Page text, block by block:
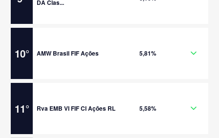
DA Clas...
10° AMW Brasil FIF Ações 5,81%
11° Rva EMB VI FIF CI Ações RL 5,58%